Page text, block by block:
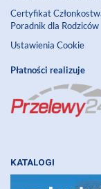
Certyfikat
Poradnik dla Rodziców
Ustawienia Cookie
Płatności realizuje
KATALOGI